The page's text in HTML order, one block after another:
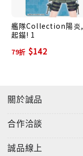
艦隊Collection陽炎,
起錨! 1
79折 $142
關於誠品
合作洽談
誠品線上